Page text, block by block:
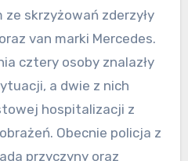
skrzyżowań zderzyły
van marki Mercedes.
cztery osoby znalazły
a dwie z nich
hospitalizacji z
Obecnie policja z
przyczyny oraz